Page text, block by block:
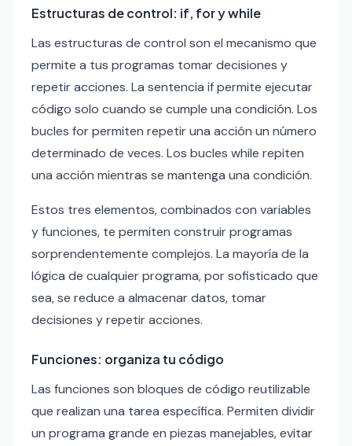
Estructuras de control: if, for y while
Las estructuras de control son el mecanismo que
permite a tus programas tomar decisiones y
repetir acciones. La sentencia if permite ejecutar
código solo cuando se cumple una condición. Los
bucles for permiten repetir una acción un número
determinado de veces. Los bucles while repiten
una acción mientras se mantenga una condición.
Estos tres elementos, combinados con variables
y funciones, te permiten construir programas
sorprendentemente complejos. La mayoría de la
lógica de cualquier programa, por sofisticado que
sea, se reduce a almacenar datos, tomar
decisiones y repetir acciones.
Funciones: organiza tu código
Las funciones son bloques de código reutilizable
que realizan una tarea específica. Permiten dividir
un programa grande en piezas manejables, evitar